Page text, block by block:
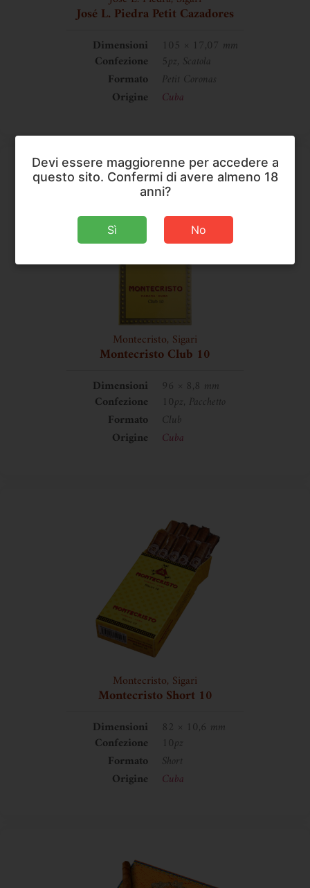
José L. Piedra Petit Cazadores
Dimensioni
105 × 17,07 mm
Confezione
5pz, Scatola
Formato
Petit Coronas
Origine
Cuba
Montecristo, Sigari
Montecristo Club 10
Dimensioni
96 × 8,8 mm
Confezione
10pz, Pacchetto
Formato
Club
Origine
Cuba
Montecristo, Sigari
Montecristo Short 10
Dimensioni
82 × 10,6 mm
Confezione
10pz
Formato
Short
Origine
Cuba
Devi essere maggiorenne per accedere a
questo sito. Confermi di avere almeno 18
anni?
Sì No